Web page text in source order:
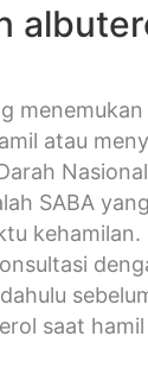
atau
SABA
kehamilan.
saat